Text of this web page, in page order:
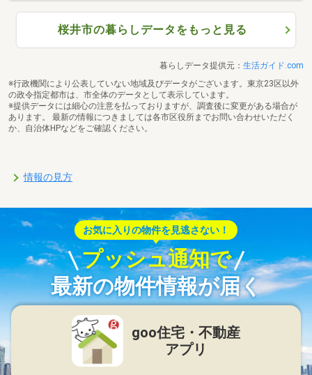
桜井市の暮らしデータをもっと見る
暮らしデータ提供元： 生活ガイド.com
※行政機関により公表していない地域及びデータがございます。東京23区以外
の政令指定都市は、市全体のデータとして表示しています。
※提供データには細心の注意を払っておりますが、調査後に変更がある場合が
あります。 最新の情報につきましては各市区役所までお問い合わせいただく
か、自治体HPなどをご確認ください。
情報の見方
お気に入りの物件を見逃さない！
プッシュ通知で
最新の物件情報が届く
goo住宅・不動産
アプリ